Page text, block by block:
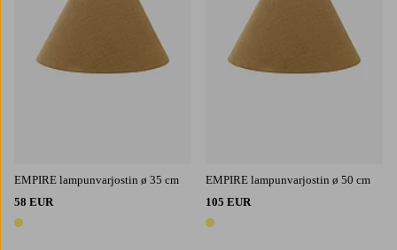
EMPIRE lampunvarjostin ø 35 cm
58 EUR
1 väri
EMPIRE lampunvarjostin ø 50 cm
105 EUR
1 väri